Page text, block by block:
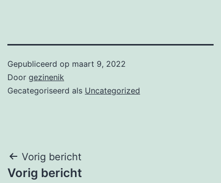
Gepubliceerd op maart 9, 2022
Door gezinenik
Gecategoriseerd als Uncategorized
Bericht
Vorig bericht
Vorig bericht